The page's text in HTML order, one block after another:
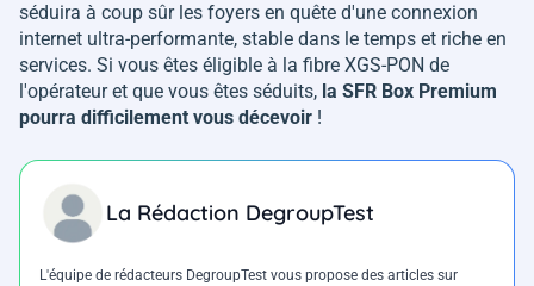
séduira à coup sûr les foyers en quête d'une connexion
internet ultra-performante, stable dans le temps et riche en
services. Si vous êtes éligible à la fibre XGS-PON de
l'opérateur et que vous êtes séduits, la SFR Box Premium
pourra difficilement vous décevoir !
La Rédaction DegroupTest
L'équipe de rédacteurs DegroupTest vous propose des articles sur